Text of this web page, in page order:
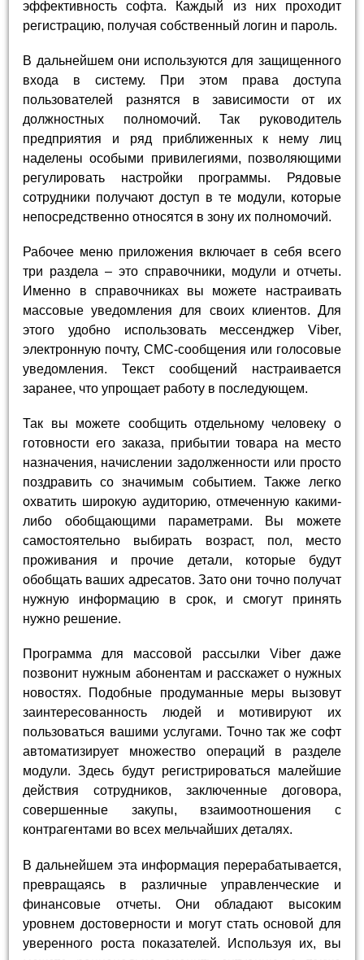
эффективность софта. Каждый из них проходит
регистрацию, получая собственный логин и пароль.
В дальнейшем они используются для защищенного
входа в систему. При этом права доступа
пользователей разнятся в зависимости от их
должностных полномочий. Так руководитель
предприятия и ряд приближенных к нему лиц
наделены особыми привилегиями, позволяющими
регулировать настройки программы. Рядовые
сотрудники получают доступ в те модули, которые
непосредственно относятся в зону их полномочий.
Рабочее меню приложения включает в себя всего
три раздела – это справочники, модули и отчеты.
Именно в справочниках вы можете настраивать
массовые уведомления для своих клиентов. Для
этого удобно использовать мессенджер Viber,
электронную почту, СМС-сообщения или голосовые
уведомления. Текст сообщений настраивается
заранее, что упрощает работу в последующем.
Так вы можете сообщить отдельному человеку о
готовности его заказа, прибытии товара на место
назначения, начислении задолженности или просто
поздравить со значимым событием. Также легко
охватить широкую аудиторию, отмеченную какими-
либо обобщающими параметрами. Вы можете
самостоятельно выбирать возраст, пол, место
проживания и прочие детали, которые будут
обобщать ваших адресатов. Зато они точно получат
нужную информацию в срок, и смогут принять
нужно решение.
Программа для массовой рассылки Viber даже
позвонит нужным абонентам и расскажет о нужных
новостях. Подобные продуманные меры вызовут
заинтересованность людей и мотивируют их
пользоваться вашими услугами. Точно так же софт
автоматизирует множество операций в разделе
модули. Здесь будут регистрироваться малейшие
действия сотрудников, заключенные договора,
совершенные закупы, взаимоотношения с
контрагентами во всех мельчайших деталях.
В дальнейшем эта информация перерабатывается,
превращаясь в различные управленческие и
финансовые отчеты. Они обладают высоким
уровнем достоверности и могут стать основой для
уверенного роста показателей. Используя их, вы